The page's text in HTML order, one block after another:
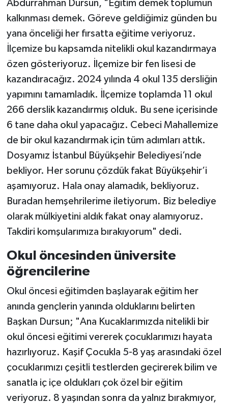
Abdurrahman Dursun, "Eğitim demek toplumun
kalkınması demek. Göreve geldiğimiz günden bu
yana önceliği her fırsatta eğitime veriyoruz.
İlçemize bu kapsamda nitelikli okul kazandırmaya
özen gösteriyoruz. İlçemize bir fen lisesi de
kazandıracağız. 2024 yılında 4 okul 135 dersliğin
yapımını tamamladık. İlçemize toplamda 11 okul
266 derslik kazandırmış olduk. Bu sene içerisinde
6 tane daha okul yapacağız. Cebeci Mahallemize
de bir okul kazandırmak için tüm adımları attık.
Dosyamız İstanbul Büyükşehir Belediyesi’nde
bekliyor. Her sorunu çözdük fakat Büyükşehir’i
aşamıyoruz. Hala onay alamadık, bekliyoruz.
Buradan hemşehrilerime iletiyorum. Biz belediye
olarak mülkiyetini aldık fakat onay alamıyoruz.
Takdiri komşularımıza bırakıyorum" dedi.
Okul öncesinden üniversite
öğrencilerine
Okul öncesi eğitimden başlayarak eğitim her
anında gençlerin yanında olduklarını belirten
Başkan Dursun; "Ana Kucaklarımızda nitelikli bir
okul öncesi eğitimi vererek çocuklarımızı hayata
hazırlıyoruz. Kaşif Çocukla 5-8 yaş arasındaki özel
çocuklarımızı çeşitli testlerden geçirerek bilim ve
sanatla iç içe oldukları çok özel bir eğitim
veriyoruz. 8 yaşından sonra da yalnız bırakmıyor,